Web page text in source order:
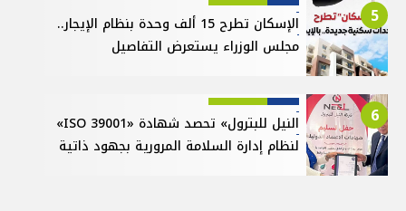
5
الإسكان تطرح 15 ألف وحدة بنظام الإيجار..
مجلس الوزراء يستعرض التفاصيل
6
النيل للبترول» تحصد شهادة «ISO 39001»
لنظام إدارة السلامة المرورية بجهود ذاتية